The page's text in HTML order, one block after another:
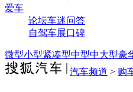
爱车
论坛车迷问答
自驾车展口碑
微型小型紧凑型中型中大型豪
汽车频道 > 购